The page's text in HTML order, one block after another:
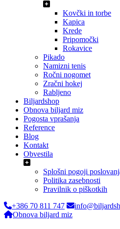
Kovčki in torbe
Kapica
Krede
Pripomočki
Rokavice
Pikado
Namizni tenis
Ročni nogomet
Zračni hokej
Rabljeno
Biljardshop
Obnova biljard miz
Pogosta vprašanja
Reference
Blog
Kontakt
Obvestila
Splošni pogoji
Politika zasebnosti
Pravilnik o piškotkih
+386 70 811 747
Obnova biljard miz